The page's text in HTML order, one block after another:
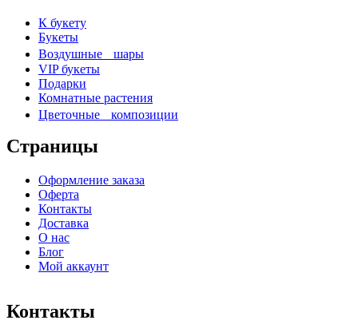
К букету
Букеты
Воздушные шары
VIP букеты
Подарки
Комнатные растения
Цветочные композиции
Страницы
Оформление заказа
Оферта
Контакты
Доставка
О нас
Блог
Мой аккаунт
Контакты